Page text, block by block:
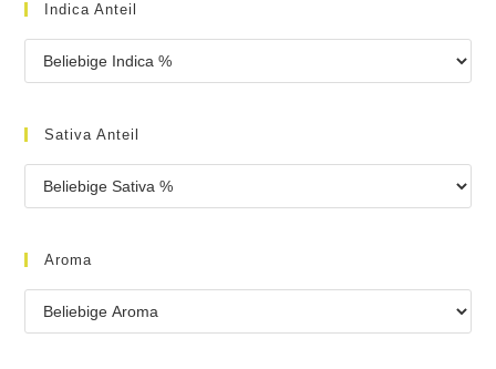
Indica Anteil
Sativa Anteil
Aroma